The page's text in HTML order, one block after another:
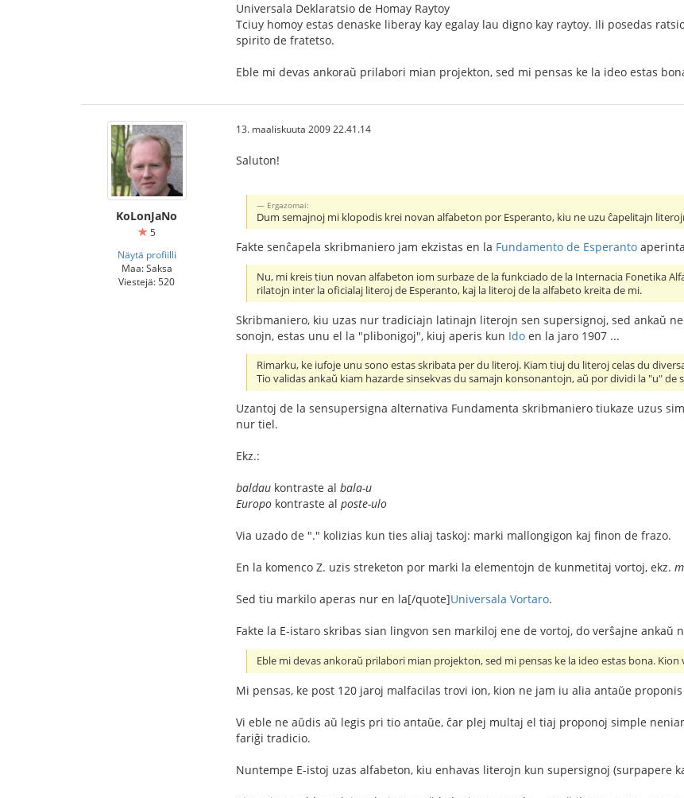
Universala Deklaratsio de Homay Raytoy
Tciuy homoy estas denaske liberay kay egalay lau digno kay raytoy. Ili posedas
spirito de fratetso.
Eble mi devas ankoraŭ prilabori mian projekton, sed mi pensas ke la ideo estas
KoLonJaNo
5
Näytä profiilli
Maa: Saksa
Viestejä: 520
13. maaliskuuta 2009 22.41.14
Saluton!
Ergazomai:
Dum semajnoj mi klopodis krei novan alfabeton por Esperanto, kiu ne uzu ĉapelitajn
Fakte senĉapela skribmaniero jam ekzistas en la Fundamento de Esperanto
Nu, mi kreis tiun novan alfabeton iom surbaze de la funkciado de la Internacia Fonetika
rilatojn inter la oficialaj literoj de Esperanto, kaj la literoj de la alfabeto kreita de mi.
Skribmaniero, kiu uzas nur tradiciajn latinajn literojn sen supersignoj, sed ankaŭ
sonojn, estas unu el la "plibonigoj", kiuj aperis kun Ido en la jaro 1907 ...
Rimarku, ke iufoje unu sono estas skribata per du literoj. Kiam tiuj du literoj celas du
Tio validas ankaŭ kiam hazarde sinsekvas du samajn konsonantojn, aŭ por dividi la "u" de
Uzantoj de la sensupersigna alternativa Fundamenta skribmaniero tiukaze uzus
nur tiel.
Ekz.:
baldau kontraste al bala-u
Europo kontraste al poste-ulo
Via uzado de "." kolizias kun ties aliaj taskoj: marki mallongigon kaj finon de frazo.
En la komenco Z. uzis streketon por marki la elementojn de kunmetitaj vortoj, ekz.
Sed tiu markilo aperas nur en la[/quote]Universala Vortaro.
Fakte la E-istaro skribas sian lingvon sen markiloj ene de vortoj, do verŝajne ankaŭ
Eble mi devas ankoraŭ prilabori mian projekton, sed mi pensas ke la ideo estas bona. Kion
Mi pensas, ke post 120 jaroj malfacilas trovi ion, kion ne jam iu alia antaŭe
Vi eble ne aŭdis aŭ legis pri tio antaŭe, ĉar plej multaj el tiaj proponoj simple
fariĝi tradicio.
Nuntempe E-istoj uzas alfabeton, kiu enhavas literojn kun supersignoj (surpapere